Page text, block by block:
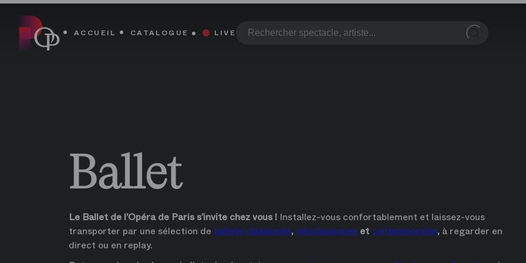
Regardez les ballets de l’Opéra de Paris, en direct ou en replay
Regardez les ballets de l’Opéra de Paris, en direct ou en replay
ACCUEIL CATALOGUE LIVE
Ballet
Le Ballet de l’Opéra de Paris s’invite chez vous ! Installez-vous confortablement et laissez-vous
transporter par une sélection de ballets classiques, néoclassiques et contemporains, à regarder en
direct ou en replay.